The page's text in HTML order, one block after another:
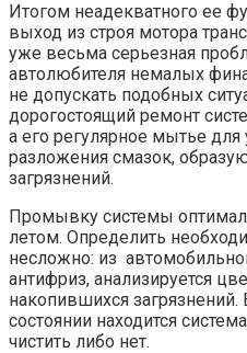
Итогом неадекватного ее
выход из строя мотора
уже весьма серьезная
автолюбителя немалых
не допускать подобных
дорогостоящий ремонт
а его регулярное мытье для
разложения смазок,
загрязнений.
Промывку системы
летом. Определить
несложно: из
антифриз, анализируется
накопившихся
состоянии находится
чистить либо нет.